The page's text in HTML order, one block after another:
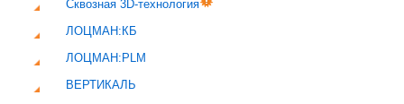
Сквозная 3D-технология
ЛОЦМАН:КБ
ЛОЦМАН:PLM
ВЕРТИКАЛЬ